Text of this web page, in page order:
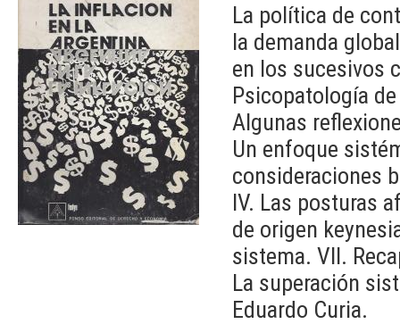
La política de
la demanda
en los sucesivos
Psicopatología
Algunas
Un enfoque
consideraciones
IV. Las posturas
de origen
sistema. VII.
La superación
Eduardo Curia.